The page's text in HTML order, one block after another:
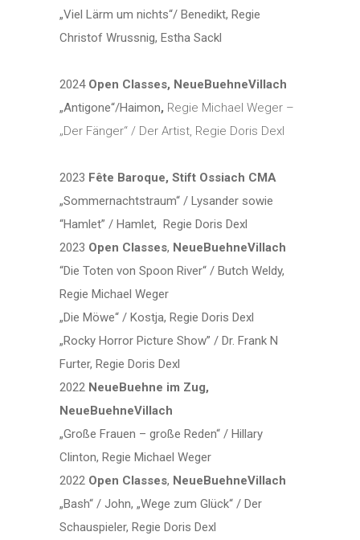
„Viel Lärm um nichts“/ Benedikt, Regie
Christof Wrussnig, Estha Sackl
2024 Open Classes, NeueBuehneVillach
„Antigone“/Haimon, Regie Michael Weger –
„Der Fänger“ / Der Artist, Regie Doris Dexl
2023 Fête Baroque, Stift Ossiach CMA
„Sommernachtstraum“ / Lysander sowie
“Hamlet” / Hamlet, Regie Doris Dexl
2023 Open Classes, NeueBuehneVillach
“Die Toten von Spoon River“ / Butch Weldy,
Regie Michael Weger
„Die Möwe“ / Kostja, Regie Doris Dexl
„Rocky Horror Picture Show” / Dr. Frank N
Furter, Regie Doris Dexl
2022 NeueBuehne im Zug,
NeueBuehneVillach
„Große Frauen – große Reden“ / Hillary
Clinton, Regie Michael Weger
2022 Open Classes, NeueBuehneVillach
„Bash“ / John, „Wege zum Glück“ / Der
Schauspieler, Regie Doris Dexl